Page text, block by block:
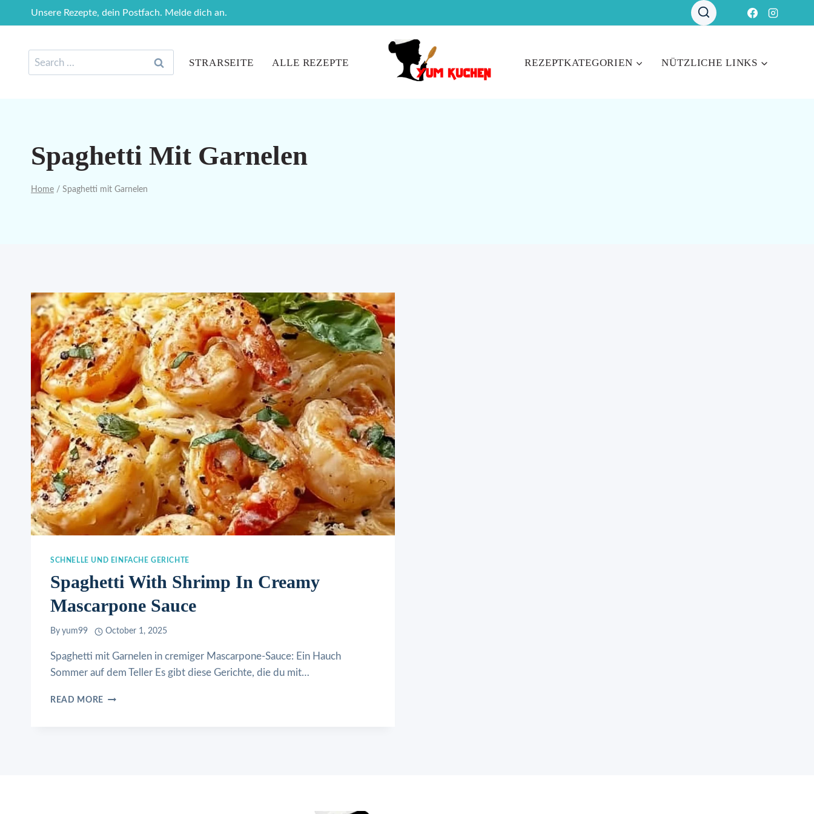
to
Unsere Rezepte, dein Postfach. Melde dich an.
Search
for:
STRARSEITE ALLE REZEPTE REZEPTKATEGORIEN NÜTZLICHE LINKS
Spaghetti Mit Garnelen
Home / Spaghetti mit Garnelen
SCHNELLE UND EINFACHE GERICHTE
Spaghetti With Shrimp In Creamy
Mascarpone Sauce
By yum99 October 1, 2025
Spaghetti mit Garnelen in cremiger Mascarpone-Sauce: Ein Hauch
Sommer auf dem Teller Es gibt diese Gerichte, die du mit…
READ MORE SPAGHETTI